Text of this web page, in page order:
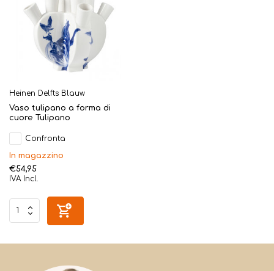
Heinen Delfts Blauw
Vaso tulipano a forma di
cuore Tulipano
Confronta
In magazzino
€54,95
IVA Incl.